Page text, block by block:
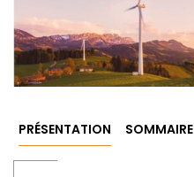
PRÉSENTATION SOMMAIRE